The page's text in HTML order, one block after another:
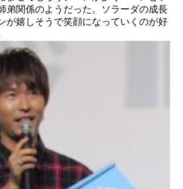
弟関係のようだった。ソラーダの成長
が嬉しそうで笑顔になっていくのが好